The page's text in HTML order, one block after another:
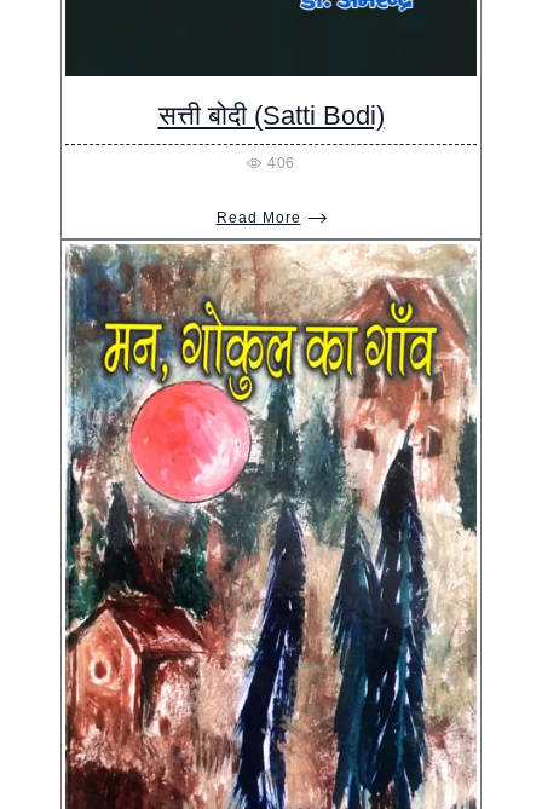
सत्ती बोदी (Satti Bodi)
406
Read More